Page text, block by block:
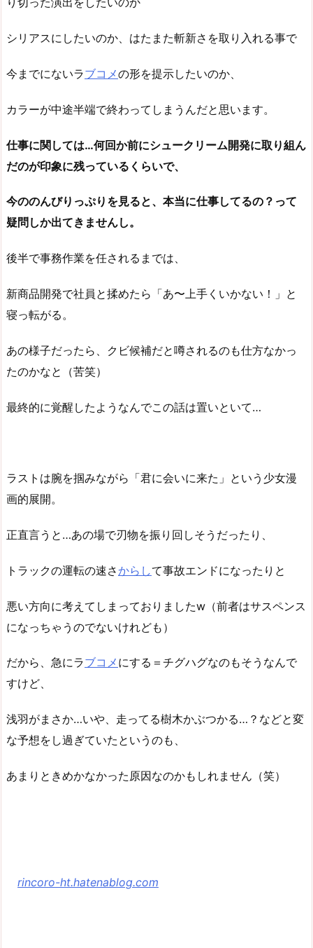
シリアスにしたいのか、はたまた斬新さを取り入れる事で
今までにないラブコメの形を提示したいのか、
カラーが中途半端で終わってしまうんだと思います。
仕事に関しては…何回か前にシュークリーム開発に取り組ん
だのが印象に残っているくらいで、
今ののんびりっぷりを見ると、本当に仕事してるの？って
疑問しか出てきませんし。
後半で事務作業を任されるまでは、
新商品開発で社員と揉めたら「あ〜上手くいかない！」と
寝っ転がる。
あの様子だったら、クビ候補だと噂されるのも仕方なかっ
たのかなと（苦笑）
最終的に覚醒したようなんでこの話は置いといて…
ラストは腕を掴みながら「君に会いに来た」という少女漫
画的展開。
正直言うと…あの場で刃物を振り回しそうだったり、
トラックの運転の速さからして事故エンドになったりと
悪い方向に考えてしまっておりましたw（前者はサスペンス
になっちゃうのでないけれども）
だから、急にラブコメ にする＝チグハグなのもそうなんで
すけど、
浅羽がまさか…いや、走ってる樹木かぶつかる…？などと変
な予想をし過ぎていたというのも、
あまりときめかなかった原因なのかもしれません（笑）
rincoro-ht.hatenablog.com